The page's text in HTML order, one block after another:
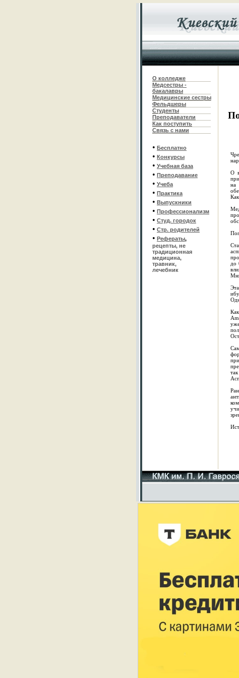
О колледже
Медсестры -
бакалавры
Медицинские сестры
Фельдшеры
Студенты
Преподаватели
Как поступить
Связь с нами
• Бесплатно
• Конкурсы
• Учебная база
• Преподавание
• Учеба
• Практика
• Выпускники
• Профессионализм
• Студ. городок
• Стр. родителей
• Рефераты,
рецепты, не
традиционная
медицина,
травник,
лечебник
О
на
до